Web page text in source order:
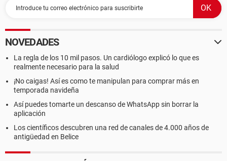
NOVEDADES
La regla de los 10 mil pasos. Un cardiólogo explicó lo que es
realmente necesario para la salud
¡No caigas! Así es como te manipulan para comprar más en
temporada navideña
Así puedes tomarte un descanso de WhatsApp sin borrar la
aplicación
Los científicos descubren una red de canales de 4.000 años de
antigüedad en Belice